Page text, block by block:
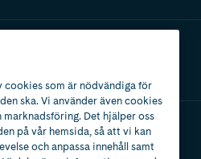
cookies som är nödvändiga för
ska. Vi använder även cookies
Det hjälper oss
på vår hemsida, så att vi kan
och anpassa innehåll samt